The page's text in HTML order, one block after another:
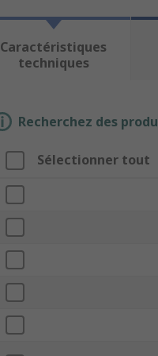
Caractéristiques
techniques
Recherchez des
Sélectionner tout